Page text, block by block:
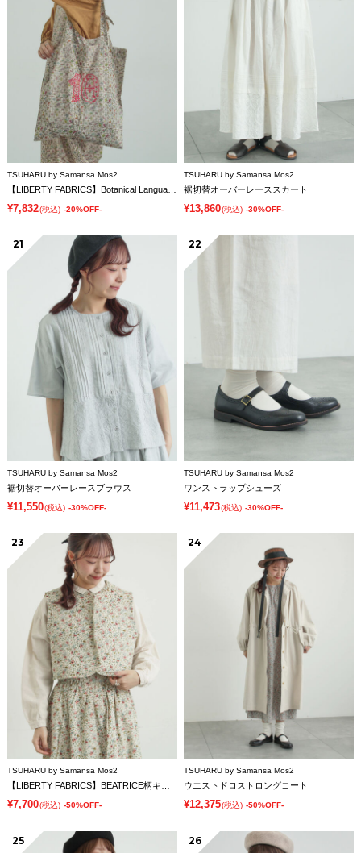
TSUHARU by Samansa Mos2
【LIBERTY FABRICS】Botanical Language柄トートバッグ
¥7,832(税込) -20%OFF-
TSUHARU by Samansa Mos2
裾切替オーバーレーススカート
¥13,860(税込) -30%OFF-
21
TSUHARU by Samansa Mos2
裾切替オーバーレースブラウス
¥11,550(税込) -30%OFF-
22
TSUHARU by Samansa Mos2
ワンストラップシューズ
¥11,473(税込) -30%OFF-
23
TSUHARU by Samansa Mos2
【LIBERTY FABRICS】BEATRICE柄キルトベスト
¥7,700(税込) -50%OFF-
24
TSUHARU by Samansa Mos2
ウエストドロストロングコート
¥12,375(税込) -50%OFF-
25 26